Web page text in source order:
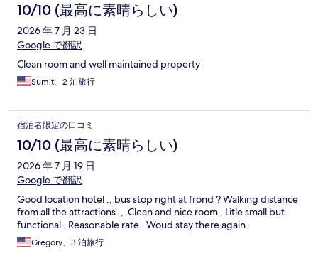
10/10 (最高に素晴らしい)
2026 年 7 月 23 日
Google で翻訳
Clean room and well maintained property
Sumit、2 泊旅行
宿泊者限定の口コミ
10/10 (最高に素晴らしい)
2026 年 7 月 19 日
Google で翻訳
Good location hotel ., bus stop right at frond ? Walking distance
from all the attractions ., .Clean and nice room , Litle small but
functional . Reasonable rate . Woud stay there again .
Gregory、3 泊旅行